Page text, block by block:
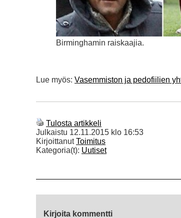
Birminghamin raiskaajia.
Lue myös: Vasemmiston ja pedofiilien
Tulosta artikkeli
Julkaistu 12.11.2015 klo 16:53
KirjoittanutToimitus
Kategoria(t): Uutiset
Kirjoita kommentti